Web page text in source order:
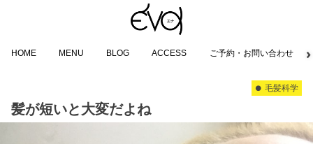
HOME MENU BLOG ACCESS ご予約・お問い合わせ
毛髪科学
髪が短いと大変だよね